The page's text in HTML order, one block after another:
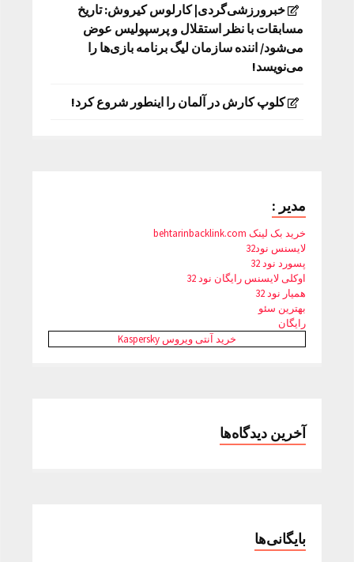
خبرورزشی‌گردی| کارلوس کیروش: تاریخ
مسابقات با نظر استقلال و پرسپولیس عوض
می‌شود/ اننده سازمان لیگ برنامه بازی‌ها را
می‌نویسد!
کلوپ کارش در آلمان را اینطور شروع کرد!
مدیر :
خرید بک لینک behtarinbacklink.com
لایسنس نود32
پسورد نود 32
اوکلی لایسنس رایگان نود 32
همیار نود 32
بهترین سئو
رایگان
خرید آنتی ویروس Kaspersky
آخرین دیدگاه‌ها
بایگانی‌ها